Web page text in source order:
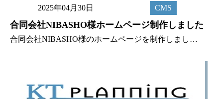
2025年04月30日 CMS
合同会社NIBASHO様ホームページ制作しました
合同会社NIBASHO様のホームページを制作しました。 NIBASHO様は「もう一つの働く場所をつくる」をコンセプトとして、フリーランスをはじめとして、様々な方に合った働き方を見つけるお手伝いをしています。 NIBASH